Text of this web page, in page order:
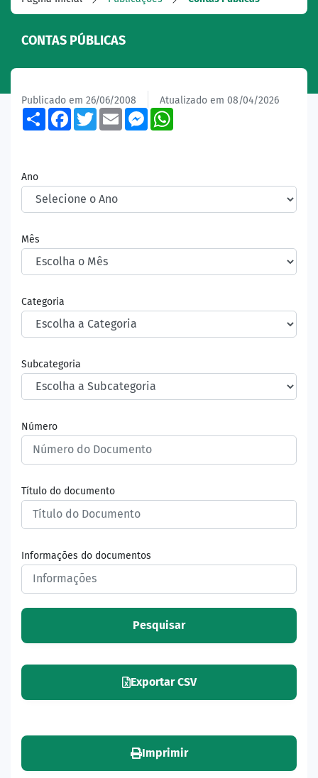
CONTAS PÚBLICAS
Publicado em 26/06/2008 Atualizado em 08/04/2026
ShareFacebook
TwitterEmailMessenger
Ano
Mês
Categoria
Subcategoria
Número
Título do documento
Informações do documentos
Pesquisar
Exportar CSV
Imprimir